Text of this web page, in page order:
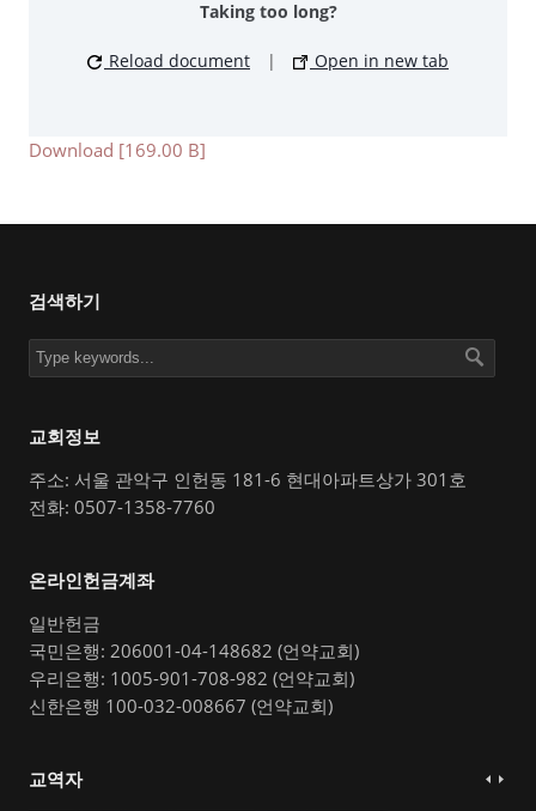
Taking too long?
Reload document | Open in new tab
Download [169.00 B]
검색하기
교회정보
주소: 서울 관악구 인헌동 181-6 현대아파트상가 301호
전화: 0507-1358-7760
온라인헌금계좌
일반헌금
국민은행: 206001-04-148682 (언약교회)
우리은행: 1005-901-708-982 (언약교회)
신한은행 100-032-008667 (언약교회)
교역자